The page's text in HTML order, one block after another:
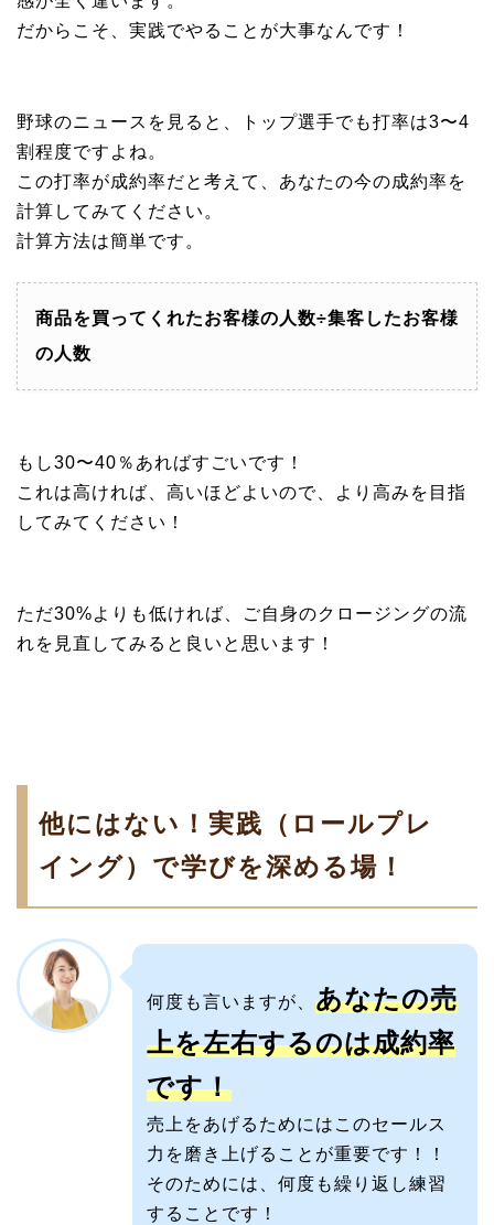
だからこそ、実践でやることが大事なんです！
野球のニュースを見ると、トップ選手でも打率は3〜4
割程度ですよね。
この打率が成約率だと考えて、あなたの今の成約率を
計算してみてください。
計算方法は簡単です。
商品を買ってくれたお客様の人数÷集客したお客様
の人数
もし30〜40％あればすごいです！
これは高ければ、高いほどよいので、より高みを目指
してみてください！
ただ30%よりも低ければ、ご自身のクロージングの流
れを見直してみると良いと思います！
他にはない！実践（ロールプレ
イング）で学びを深める場！
何度も言いますが、 あなたの売
上を左右するのは成約率
です！
売上をあげるためにはこのセールス
力を磨き上げることが重要です！！
そのためには、何度も繰り返し練習
することです！